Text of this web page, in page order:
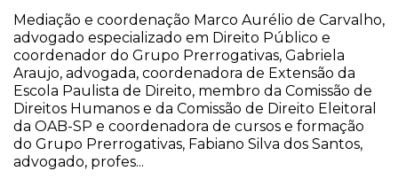
Mediação e coordenação Marco Aurélio de Carvalho,
advogado especializado em Direito Público e
coordenador do Grupo Prerrogativas, Gabriela
Araujo, advogada, coordenadora de Extensão da
Escola Paulista de Direito, membro da Comissão de
Direitos Humanos e da Comissão de Direito Eleitoral
da OAB-SP e coordenadora de cursos e formação
do Grupo Prerrogativas, Fabiano Silva dos Santos,
advogado, profes...